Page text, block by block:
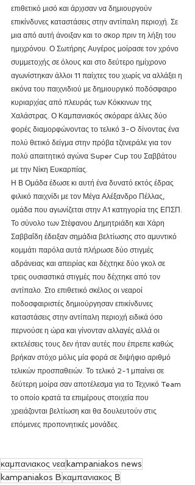
επιθετικό μισό και άρχισαν να δημιουργούν
επικίνδυνες καταστάσεις στην αντίπαλη περιοχή. Σε
μια από αυτή άνοιξαν και το σκορ πριν τη λήξη του
ημιχρόνου. Ο Σωτήρης Αυγέρος μοίρασε τον χρόνο
συμμετοχής σε όλους και στο δεύτερο ημίχρονο
αγωνίστηκαν άλλοι 11 παίχτες του χωρίς να αλλάξει η
εικόνα του παιχνιδιού με δημιουργικό ποδόσφαιρο
κυριαρχίας από πλευράς των Κόκκινων της
Χαλάστρας. Ο Καμπανιακός σκόραρε άλλες δύο
φορές διαμορφώνοντας το τελικό 3-0 δίνοντας ένα
πολύ θετικό δείγμα στην πρόβα τζενεράλε για τον
πολύ απαιτητικό αγώνα Super Cup του Σαββάτου
με την Νίκη Ευκαρπίας.
Η Β Ομάδα έδωσε κι αυτή ένα δυνατό εκτός έδρας
φιλικό παιχνίδι με τον Μέγα Αλέξανδρο Πέλλας,
ομάδα που αγωνίζεται στην Α1 κατηγορία της ΕΠΣΠ.
Το σύνολο των Στέφανου Δημητριάδη και Χάρη
Σαββαΐδη έδειξαν σημάδια βελτίωσης στο αμυντικό
κομμάτι παρόλα αυτά πλήρωσε δύο στιγμές
αδράνειας και απειρίας και δέχτηκε δύο γκολ σε
τρεις ουσιαστικά στιγμές που δέχτηκε από τον
αντίπαλο. Στο επιθετικό σκέλος οι νεαροί
ποδοσφαιριστές δημιούργησαν επικίνδυνες
καταστάσεις στην αντίπαλη περιοχή ειδικά όσο
περνούσε η ώρα και γίνονταν αλλαγές αλλά οι
εκτελέσεις τους δεν ήταν αυτές που έπρεπε καθώς
βρήκαν στόχο μόλις μία φορά σε διψήφιο αριθμό
τελικών προσπαθειών. Το τελικό 2-1 μπαίνει σε
δεύτερη μοίρα σαν αποτέλεσμα για το Τεχνικό Team
το οποίο κρατά τα επιμέρους στοιχεία που
χρειάζονται βελτίωση και θα δουλευτούν στις
επόμενες προπονητικές μονάδες.
καμπανιακος νεαkampaniakos news
kampaniakos B καμπανιακος Β